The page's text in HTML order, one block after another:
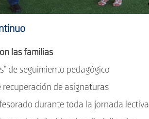
las familias
de seguimiento pedagógico
recuperación de asignaturas
durante toda la jornada lectiva